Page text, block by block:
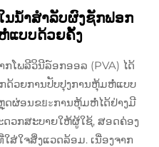
ນໍ້າສໍາລັບຜົງຊັກຟອກ
ແບບດ້ວຍຄັ້ງ
ກໂພລີວິນີລ໌ອກອອລ (PVA) ໄດ້
ດ້ວຍການປັບປຸງການຫຸ້ມຫໍ່ແບບ
ດຜ່ອນຂยะການຫຸ້ມຫໍ່ໄດ້ຢ່າງມີ
ວກສະບາຍໃຫ້ຜູ້ໃຊ້, ສອດຄ່ອງ
ສ່ໃຈສິ່ງແວດລ້ອມ. ເນື່ອງຈາກ